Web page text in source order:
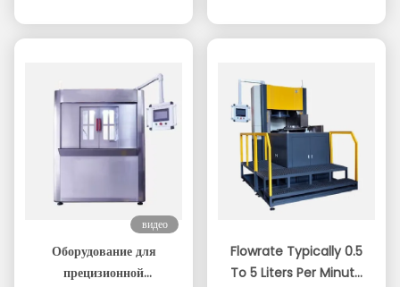
видео
Оборудование для
прецизионной
Flowrate Typically 0.5
To 5 Liters Per Minute